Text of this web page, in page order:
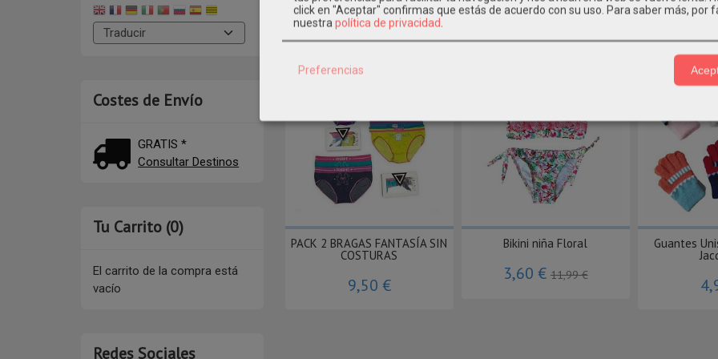
Costes de Envío
GRATIS *
Consultar Destinos
Tu Carrito (0)
El carrito de la compra está
vacío
Redes Sociales
Productos Relacionados
PACK 2 BRAGAS FANTASÍA SIN
COSTURAS
9,50 €
Bikini niña Floral
3,60 € 11,99 €
Guantes
click en "Aceptar" confirmas que estás de acuerdo con su uso. Para saber más, por
nuestra política de privacidad
Preferencias